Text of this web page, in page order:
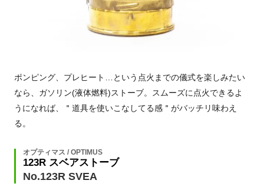
ポンピング、プレヒート…という点火までの儀式を楽しみたい
なら、ガソリン(液体燃料)ストーブ。スムーズに点火できるよ
うになれば、＂道具を使いこなしてる感＂がバッチリ味わえ
る。
オプティマス / OPTIMUS
123R スベアストーブ
No.123R SVEA